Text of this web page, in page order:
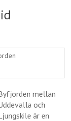
mellan
och
är en